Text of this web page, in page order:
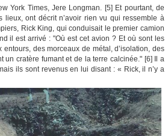
York Times, Jere Longman. [5] Et pourtant, de
ont décrit n’avoir rien vu qui ressemble à
Rick King, qui conduisait le premier camion
il est arrivé : "Où est cet avion ? Et où sont les
des morceaux de métal, d’isolation, des
un cratère fumant et de la terre calcinée." [6] Il a
ils sont revenus en lui disant : « Rick, il n’y a